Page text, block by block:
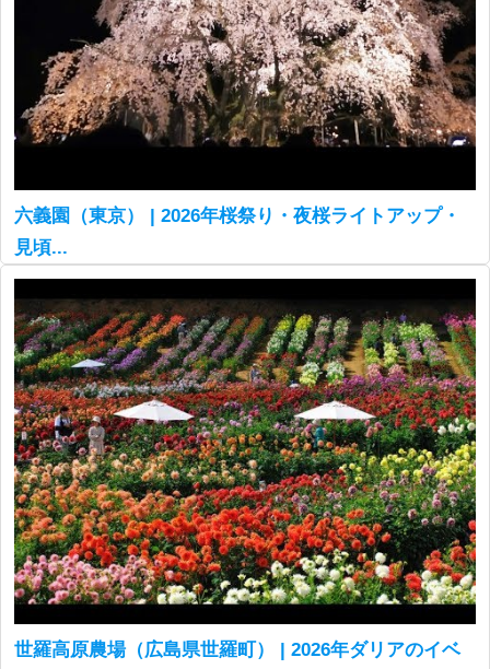
六義園（東京） | 2026年桜祭り・夜桜ライトアップ・
見頃...
世羅高原農場（広島県世羅町） | 2026年ダリアのイベ